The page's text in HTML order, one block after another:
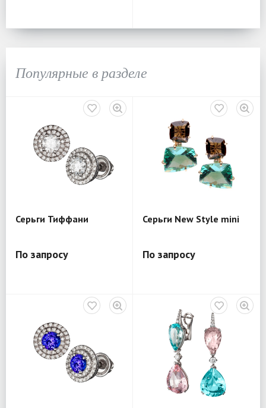
Популярные в разделе
Серьги Тиффани
По запросу
Серьги New Style mini
По запросу